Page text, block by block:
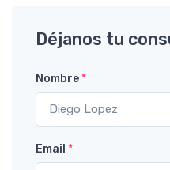
Déjanos tu
Nombre*
Email *